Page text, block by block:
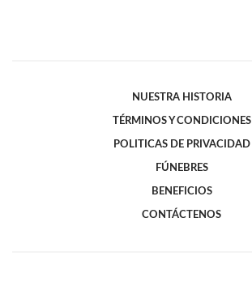
NUESTRA HISTORIA
TÉRMINOS Y CONDICIONES
POLITICAS DE PRIVACIDAD
FÚNEBRES
BENEFICIOS
CONTÁCTENOS